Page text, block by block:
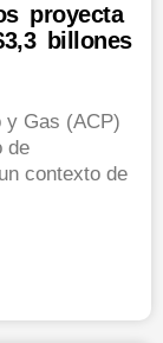
proyecta
billones
y Gas (ACP)
de
contexto de